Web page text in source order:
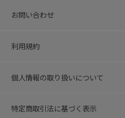
お問い合わせ
利用規約
個人情報の取り扱いについて
特定商取引法に基づく表示